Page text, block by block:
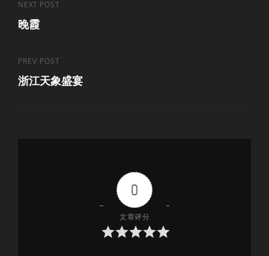
文
章
航
Previous
Post
PREV POST
浙江天象盛宴
Next
Post
NEXT POST
晚霞
0
文章评分